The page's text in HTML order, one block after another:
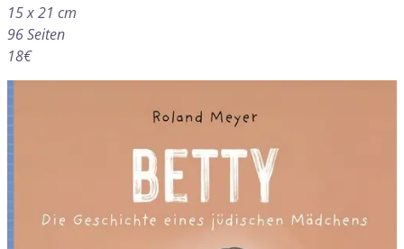
15 x 21 cm
96 Seiten
18€